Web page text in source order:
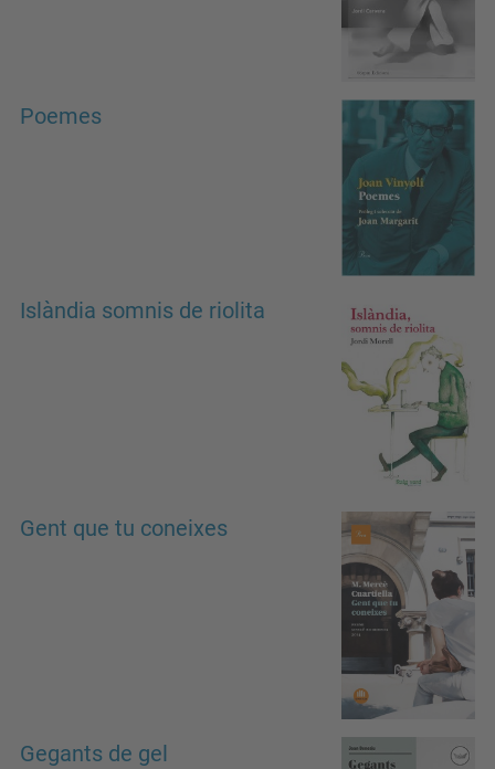
Poemes
Islàndia somnis de riolita
Gent que tu coneixes
Gegants de gel